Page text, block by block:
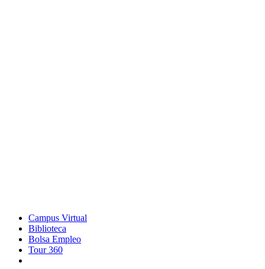
Campus Virtual
Biblioteca
Bolsa Empleo
Tour 360